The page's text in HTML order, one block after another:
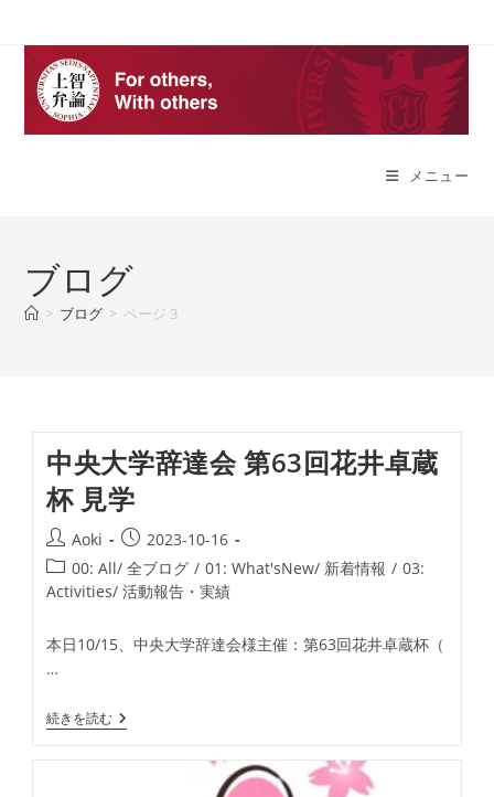
メニュー
ブログ
> ブログ > ページ 3
中央大学辞達会 第63回花井卓蔵
杯 見学
投
稿
者:
Aoki
投
稿
公
2023-10-16
投
稿
テ
ゴ
00: All/ 全ブログ / 01: What'sNew/ 新着情報 / 03:
Activities/ 活動報告・実績
本日10/15、中央大学辞達会様主催：第63回花井卓蔵杯（
…
続きを読む中
央